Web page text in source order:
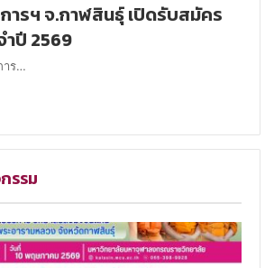
ารฯ จ.กาฬสินธุ์ เปิดรับสมัคร
ำปี 2569
าร…
รรม